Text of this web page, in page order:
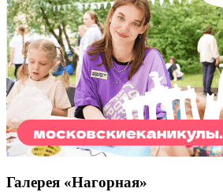
Галерея «Нагорная»